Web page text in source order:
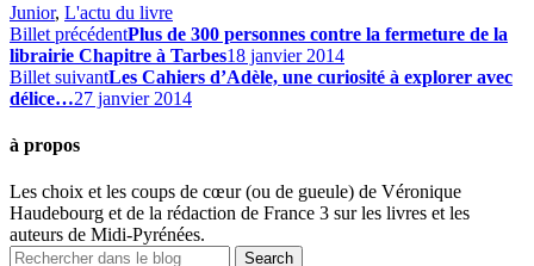
Junior, L'actu du livre
Billet précédentPlus de 300 personnes contre la fermeture de la
librairie Chapitre à Tarbes18 janvier 2014
Billet suivantLes Cahiers d’Adèle, une curiosité à explorer avec
délice…27 janvier 2014
à propos
Les choix et les coups de cœur (ou de gueule) de Véronique
Haudebourg et de la rédaction de France 3 sur les livres et les
auteurs de Midi-Pyrénées.